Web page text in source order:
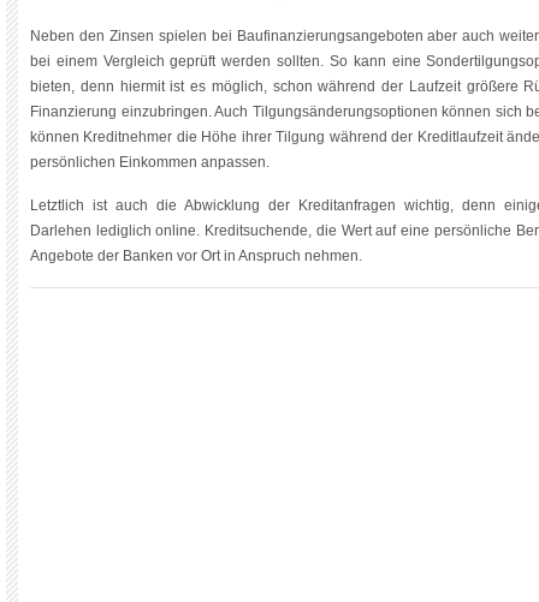
Neben den Zinsen spielen bei Baufinanzierungsangeboten aber auch
bei einem Vergleich geprüft werden sollten. So kann eine
bieten, denn hiermit ist es möglich, schon während der Laufzeit größere
Finanzierung einzubringen. Auch Tilgungsänderungsoptionen können sich
können Kreditnehmer die Höhe ihrer Tilgung während der Kreditlaufzeit
persönlichen Einkommen anpassen.
Letztlich ist auch die Abwicklung der Kreditanfragen wichtig, denn
Darlehen lediglich online. Kreditsuchende, die Wert auf eine persönliche
Angebote der Banken vor Ort in Anspruch nehmen.